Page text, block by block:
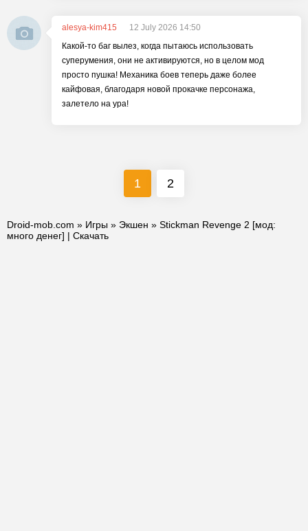
alesya-kim415
12 July 2026 14:50
Какой-то баг вылез, когда пытаюсь использовать
суперумения, они не активируются, но в целом мод
просто пушка! Механика боев теперь даже более
кайфовая, благодаря новой прокачке персонажа,
залетело на ура!
1 2
Droid-mob.com » Игры » Экшен » Stickman Revenge 2 [мод:
много денег] | Скачать